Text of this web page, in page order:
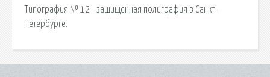
Типография № 12 - защищенная полиграфия в Санкт-
Петербурге.